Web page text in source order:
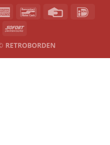
RETROBORDEN